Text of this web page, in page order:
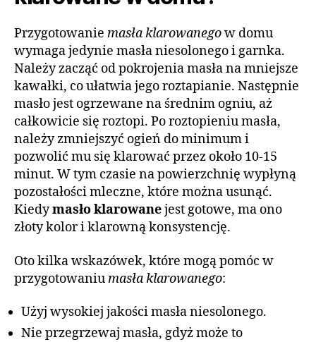
Przygotowanie masła klarowanegow domu
wymaga jedynie masła niesolonego i garnka.
Należy zacząć od pokrojenia masła na mniejsze
kawałki, co ułatwia jego roztapianie. Następnie
masło jest ogrzewane na średnim ogniu, aż
całkowicie się roztopi. Po roztopieniu masła,
należy zmniejszyć ogień do minimum i
pozwolić mu się klarować przez około 10-15
minut. W tym czasie na powierzchnię wypłyną
pozostałości mleczne, które można usunąć.
Kiedymasło klarowanejest gotowe, ma ono
złoty kolor i klarowną konsystencję.
Oto kilka wskazówek, które mogą pomóc w
przygotowaniumasła klarowanego:
Użyj wysokiej jakości masła niesolonego.
Nie przegrzewaj masła, gdyż może to